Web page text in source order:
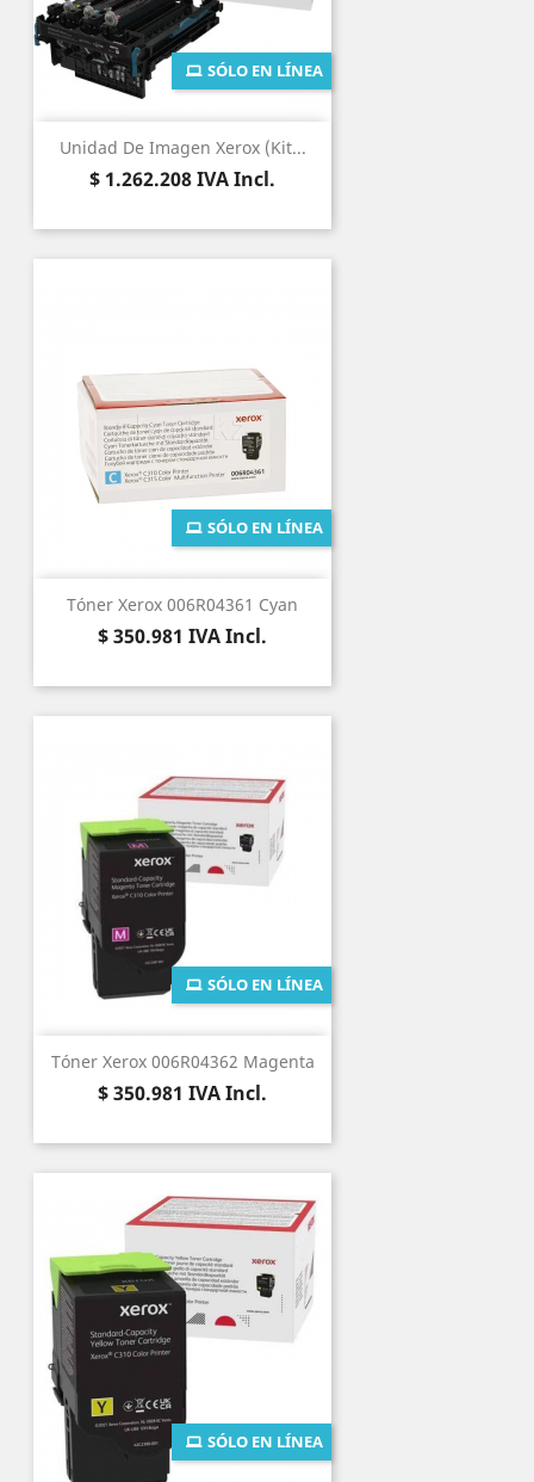
Unidad De Imagen Xerox (Kit...
Precio
$ 1.262.208IVA Incl.
SÓLO EN LÍNEA
Tóner Xerox 006R04361 Cyan
Precio
$ 350.981 IVA Incl.
SÓLO EN LÍNEA
Tóner Xerox 006R04362 Magenta
Precio
$ 350.981 IVA Incl.
SÓLO EN LÍNEA
SÓLO EN LÍNEA